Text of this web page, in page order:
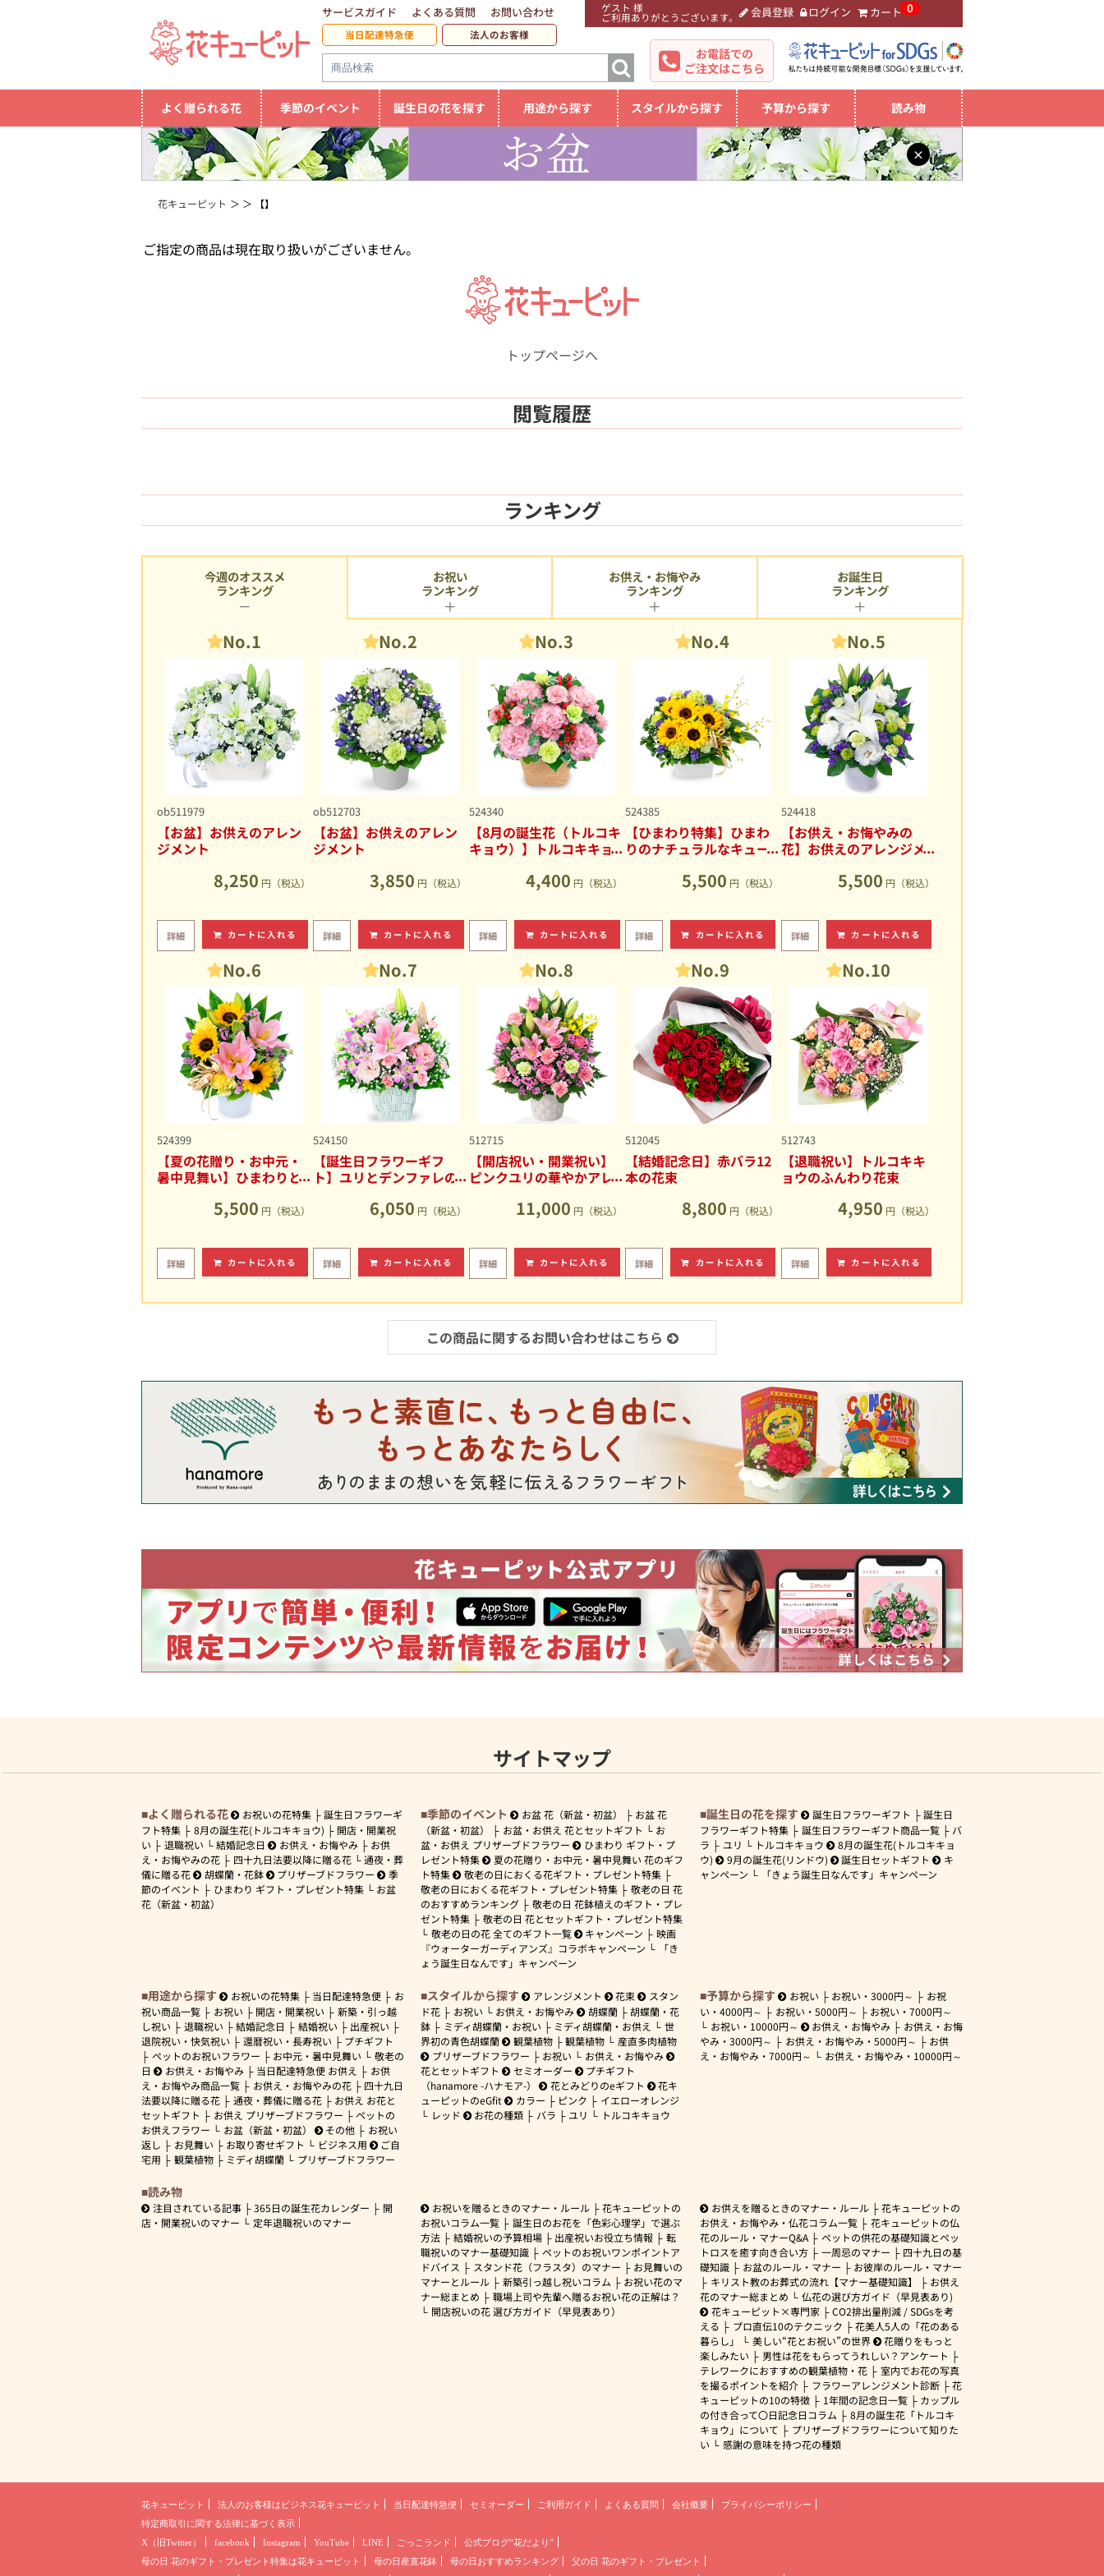
ゲスト 様
ご利用ありがとうございます。 会員登録 ログイン カート 0
サービスガイド よくある質問 お問い合わせ
当日配達特急便 法人のお客様
お電話での
ご注文はこちら
よく贈られる花 季節のイベント 誕生日の花を探す 用途から探す スタイルから探す 予算から探す 読み物
×
花キューピット 【】
ご指定の商品は現在取り扱いがございません。
トップページへ
閲覧履歴
ランキング
今週のオススメ
ランキング
No.1
ob511979
【お盆】お供えのアレン
ジメント
8,250 円（税込）
詳細 カートに入れる
No.2
ob512703
【お盆】お供えのアレン
ジメント
3,850 円（税込）
詳細 カートに入れる
No.3
524340
【8月の誕生花（トルコキ
キョウ）】トルコキキョ
4,400 円（税込）
詳細 カートに入れる
No.4
524385
【ひまわり特集】ひまわ
りのナチュラルなキュー
5,500 円（税込）
詳細 カートに入れる
No.5
524418
【お供え・お悔やみの
花】お供えのアレンジメ
5,500 円（税込）
詳細 カートに入れる
No.6
524399
【夏の花贈り・お中元・
暑中見舞い】ひまわりと
5,500 円（税込）
詳細 カートに入れる
No.7
524150
【誕生日フラワーギフ
ト】ユリとデンファレの
6,050 円（税込）
詳細 カートに入れる
No.8
512715
【開店祝い・開業祝い】
ピンクユリの華やかアレ
11,000 円（税込）
詳細 カートに入れる
No.9
512045
【結婚記念日】赤バラ12
本の花束
8,800 円（税込）
詳細 カートに入れる
No.10
512743
【退職祝い】トルコキキ
ョウのふんわり花束
4,950 円（税込）
詳細 カートに入れる
お祝い
ランキング
お供え・お悔やみ
ランキング
お誕生日
ランキング
この商品に関するお問い合わせはこちら
サイトマップ
よく贈られる花 お祝いの花特集
誕生日フラワーギ
フト特集
8月の誕生花(トルコキキョウ)
開店・開業祝
い
退職祝い 結婚記念日 お供え・お悔やみ
お供
え・お悔やみの花
四十九日法要以降に贈る花
通夜・葬
儀に贈る花
胡蝶蘭・花鉢 プリザーブドフラワー
季
節のイベント
ひまわり ギフト・プレゼント特集
お盆
花（新盆・初盆）
季節のイベント お盆 花（新盆・初盆）
お盆 花
（新盆・初盆）
お盆・お供え 花とセットギフト
お
盆・お供え プリザーブドフラワー
ひまわり ギフト・プ
レゼント特集
夏の花贈り・お中元・暑中見舞い 花のギフ
ト特集
敬老の日におくる花ギフト・プレゼント特集
敬老の日におくる花ギフト・プレゼント特集
敬老の日 花
のおすすめランキング
敬老の日 花鉢植えのギフト・プレ
ゼント特集
敬老の日 花とセットギフト・プレゼント特集
敬老の日の花 全てのギフト一覧
キャンペーン
映画
『ウォーターガーディアンズ』コラボキャンペーン
「き
ょう誕生日なんです」キャンペーン
誕生日の花を探す 誕生日フラワーギフト
誕生日
フラワーギフト特集
誕生日フラワーギフト商品一覧
バ
ラ
ユリ トルコキキョウ
8月の誕生花(トルコキキョ
ウ)
9月の誕生花(リンドウ) 誕生日セットギフト
キ
ャンペーン
「きょう誕生日なんです」キャンペーン
用途から探す お祝いの花特集 当日配達特急便
お
祝い商品一覧
お祝い 開店・開業祝い
新築・引っ越
し祝い
退職祝い 結婚記念日 結婚祝い
出産祝い
退院祝い・快気祝い
還暦祝い・長寿祝い
プチギフト
ペットのお祝いフラワー
お中元・暑中見舞い
敬老の
日
お供え・お悔やみ 当日配達特急便 お供え
お供
え・お悔やみ商品一覧
お供え・お悔やみの花
四十九日
法要以降に贈る花
通夜・葬儀に贈る花
お供え お花と
セットギフト
お供え プリザーブドフラワー
ペットの
お供えフラワー
お盆（新盆・初盆） その他
お祝い
返し
お見舞い お取り寄せギフト ビジネス用
ご自
宅用
観葉植物 ミディ胡蝶蘭 プリザーブドフラワー
スタイルから探す アレンジメント 花束
スタン
ド花
お祝い お供え・お悔やみ 胡蝶蘭
胡蝶蘭・花
鉢
ミディ胡蝶蘭・お祝い ミディ胡蝶蘭・お供え
世
界初の青色胡蝶蘭
観葉植物 観葉植物
産直多肉植物
プリザーブドフラワー
お祝い
お供え・お悔やみ
花とセットギフト
セミオーダー
プチギフト
（hanamore -ハナモア-）
花とみどりのeギフト
花キ
ューピットのeGfit
カラー ピンク
イエローオレンジ
レッド
お花の種類 バラ ユリ トルコキキョウ
予算から探す お祝い お祝い・3000円～
お祝
い・ 4000円～ お祝い・ 5000円～ お祝い・7000円～
お祝い・ 10000円～ お供え・お悔やみ
お供え・お悔
やみ・ 3000円～ お供え・お悔やみ・ 5000円～
お供
え・お悔やみ・ 7000円～ お供え・お悔やみ・ 10000円～
読み物
注目されている記事 365日の誕生花カレンダー
開
店・開業祝いのマナー
定年退職祝いのマナー
お祝いを贈るときのマナー・ルール
花キューピットの
お祝いコラム一覧
誕生日のお花を「色彩心理学」で選ぶ
方法
結婚祝いの予算相場 出産祝いお役立ち情報
転
職祝いのマナー基礎知識
ペットのお祝いワンポイントア
ドバイス
スタンド花（フラスタ）のマナー
お見舞いの
マナーとルール
新築引っ越し祝いコラム
お祝い花のマ
ナー総まとめ
職場上司や先輩へ贈るお祝い花の正解は？
開店祝いの花 選び方ガイド（早見表あり）
お供えを贈るときのマナー・ルール
花キューピットの
お供え・お悔やみ・仏花コラム一覧
花キューピットの仏
花のルール・マナーQ&A
ペットの供花の基礎知識とペッ
トロスを癒す向き合い方
一周忌のマナー
四十九日の基
礎知識
お盆のルール・マナー
お彼岸のルール・マナー
キリスト教のお葬式の流れ【マナー基礎知識】
お供え
花のマナー総まとめ
仏花の選び方ガイド（早見表あり)
花キューピット×専門家
CO2排出量削減 / SDGsを考
える
プロ直伝10のテクニック
花美人5人の「花のある
暮らし」
美しい“花とお祝い”の世界
花贈りをもっと
楽しみたい
男性は花をもらってうれしい？アンケート
テレワークにおすすめの観葉植物・花
室内でお花の写真
を撮るポイントを紹介
フラワーアレンジメント診断
花
キューピットの10の特徴
1年間の記念日一覧
カップル
の付き合って〇日記念日コラム
8月の誕生花「トルコキ
キョウ」について
プリザーブドフラワーについて知りた
い
感謝の意味を持つ花の種類
花キューピット 法人のお客様は ビジネス花キューピット 当日配達特急便 セミオーダー ご利用ガイド よくある質問 会社概要
プライバシーポリシー
特定商取引に関する法律に基づく表示
X（旧Twitter）
facebook Instagram YouTube LINE ごっこランド
公式ブログ“花だより”
母の日 花のギフト・プレゼント 特集は花キューピット 母の日産直花鉢 母の日おすすめランキング
父の日 花のギフト・プレゼント